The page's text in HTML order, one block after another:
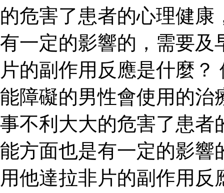
的危害了患者的心理健
有一定的影響的，需要及
片的副作用反應是什麼
能障礙的男性會使用的治
事不利大大的危害了患者
能方面也是有一定的影響
用他達拉非片的副作用